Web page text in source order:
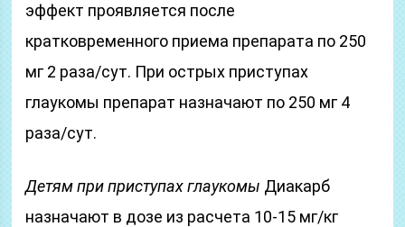
эффект проявляется после
кратковременного приема препарата по 250
мг 2 раза/сут. При острых приступах
глаукомы препарат назначают по 250 мг 4
раза/сут.
Детям при приступах глаукомы Диакарб
назначают в дозе из расчета 10-15 мг/кг